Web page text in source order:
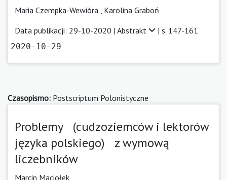
Maria Czempka-Wewióra
Karolina Graboń
Data publikacji: 29-10-2020 | Abstrakt | s. 147-161
2020-10-29
Czasopismo: Postscriptum Polonistyczne
Problemy (cudzoziemców i lektorów
języka polskiego) z wymową
liczebników
Marcin Maciołek